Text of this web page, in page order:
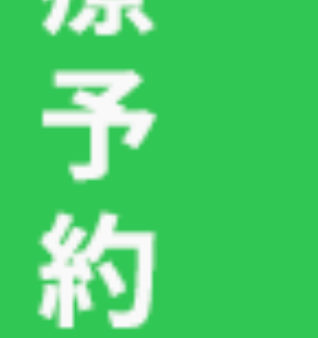
飼い主様のちょっとした工夫や気配りが、愛猫の
健康を守る大きな力となります。当院では、夏場
しておりますので、気になることやご不明点など
がございましたら、お気軽にご相談ください。
■関連する記事はこちらから
愛猫が突然ご飯を食べなくなってしまった…｜要
注意のサインと適切な受診タイミングを徹底解説
東京都世田谷区の動物病院なら『つるまき動物病